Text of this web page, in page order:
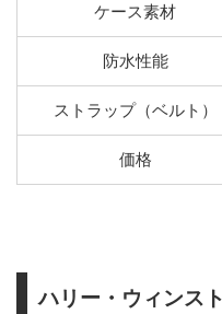
ケース素材
防水性能
ストラップ（ベルト）
価格
ハリー・ウィンス